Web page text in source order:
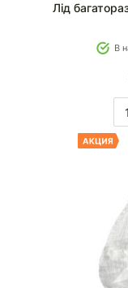
Лід
В